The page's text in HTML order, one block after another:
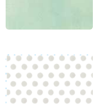
守神社」があ
春分ですね。
方位除けへ行